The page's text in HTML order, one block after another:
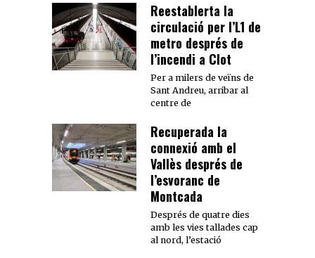
Reestablerta la
circulació per l’L1 de
metro després de
l’incendi a Clot
Per a milers de veïns de
Sant Andreu, arribar al
centre de
Recuperada la
connexió amb el
Vallès després de
l’esvoranc de
Montcada
Després de quatre dies
amb les vies tallades cap
al nord, l’estació